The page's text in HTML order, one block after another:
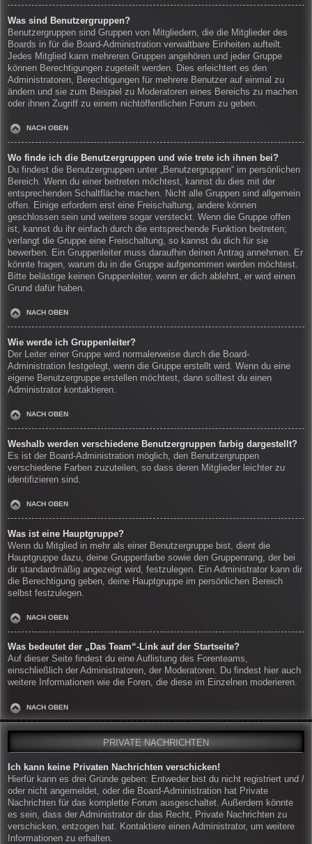
Was sind Benutzergruppen?
Benutzergruppen sind Gruppen von Mitgliedern, die die Mitglieder des
Boards in für die Board-Administration verwaltbare Einheiten aufteilt.
Jedes Mitglied kann mehreren Gruppen angehören und jeder Gruppe
können Berechtigungen zugeteilt werden. Dies erleichtert es den
Administratoren, Berechtigungen für mehrere Benutzer auf einmal zu
ändern und sie zum Beispiel zu Moderatoren eines Bereichs zu machen
oder ihnen Zugriff zu einem nichtöffentlichen Forum zu geben.
NACH OBEN
Wo finde ich die Benutzergruppen und wie trete ich ihnen bei?
Du findest die Benutzergruppen unter „Benutzergruppen“ im persönlichen
Bereich. Wenn du einer beitreten möchtest, kannst du dies mit der
entsprechenden Schaltfläche machen. Nicht alle Gruppen sind allgemein
offen. Einige erfordern erst eine Freischaltung, andere können
geschlossen sein und weitere sogar versteckt. Wenn die Gruppe offen
ist, kannst du ihr einfach durch die entsprechende Funktion beitreten;
verlangt die Gruppe eine Freischaltung, so kannst du dich für sie
bewerben. Ein Gruppenleiter muss daraufhin deinen Antrag annehmen. Er
könnte fragen, warum du in die Gruppe aufgenommen werden möchtest.
Bitte belästige keinen Gruppenleiter, wenn er dich ablehnt, er wird einen
Grund dafür haben.
NACH OBEN
Wie werde ich Gruppenleiter?
Der Leiter einer Gruppe wird normalerweise durch die Board-
Administration festgelegt, wenn die Gruppe erstellt wird. Wenn du eine
eigene Benutzergruppe erstellen möchtest, dann solltest du einen
Administrator kontaktieren.
NACH OBEN
Weshalb werden verschiedene Benutzergruppen farbig dargestellt?
Es ist der Board-Administration möglich, den Benutzergruppen
verschiedene Farben zuzuteilen, so dass deren Mitglieder leichter zu
identifizieren sind.
NACH OBEN
Was ist eine Hauptgruppe?
Wenn du Mitglied in mehr als einer Benutzergruppe bist, dient die
Hauptgruppe dazu, deine Gruppenfarbe sowie den Gruppenrang, der bei
dir standardmäßig angezeigt wird, festzulegen. Ein Administrator kann dir
die Berechtigung geben, deine Hauptgruppe im persönlichen Bereich
selbst festzulegen.
NACH OBEN
Was bedeutet der „Das Team“-Link auf der Startseite?
Auf dieser Seite findest du eine Auflistung des Forenteams,
einschließlich der Administratoren, der Moderatoren. Du findest hier auch
weitere Informationen wie die Foren, die diese im Einzelnen moderieren.
NACH OBEN
PRIVATE NACHRICHTEN
Ich kann keine Privaten Nachrichten verschicken!
Hierfür kann es drei Gründe geben: Entweder bist du nicht registriert und /
oder nicht angemeldet, oder die Board-Administration hat Private
Nachrichten für das komplette Forum ausgeschaltet. Außerdem könnte
es sein, dass der Administrator dir das Recht, Private Nachrichten zu
verschicken, entzogen hat. Kontaktiere einen Administrator, um weitere
Informationen zu erhalten.